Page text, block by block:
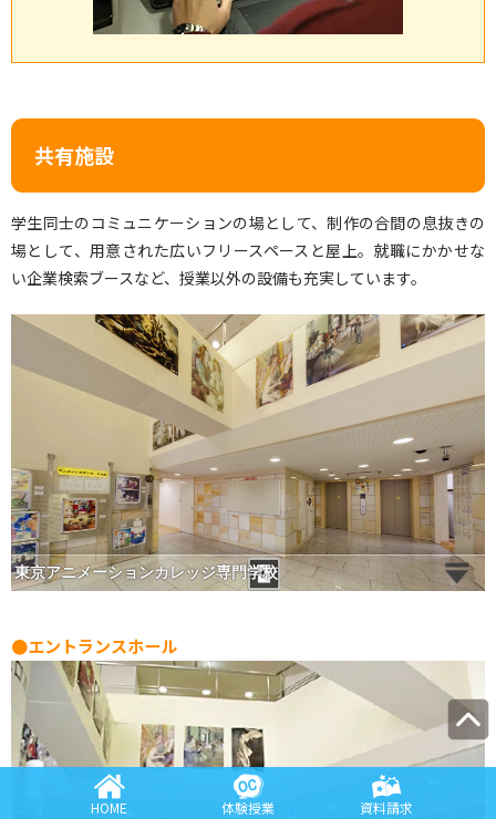
HOME 体験授業 資料請求
共有施設
学生同士のコミュニケーションの場として、制作の合間の息抜きの
場として、用意された広いフリースペースと屋上。就職にかかせな
い企業検索ブースなど、授業以外の設備も充実しています。
●エントランスホール